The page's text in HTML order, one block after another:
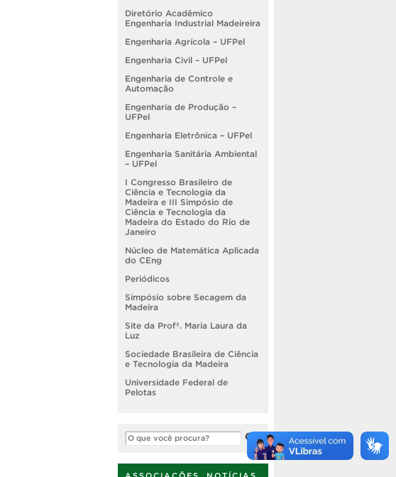
Diretório Acadêmico
Engenharia Industrial Madeireira
Engenharia Agrícola – UFPel
Engenharia Civil – UFPel
Engenharia de Controle e
Automação
Engenharia de Produção –
UFPel
Engenharia Eletrônica – UFPel
Engenharia Sanitária Ambiental
– UFPel
I Congresso Brasileiro de
Ciência e Tecnologia da
Madeira e III Simpósio de
Ciência e Tecnologia da
Madeira do Estado do Rio de
Janeiro
Núcleo de Matemática Aplicada
do CEng
Periódicos
Simpósio sobre Secagem da
Madeira
Site da Profª. Maria Laura da
Luz
Sociedade Brasileira de Ciência
e Tecnologia da Madeira
Universidade Federal de
Pelotas